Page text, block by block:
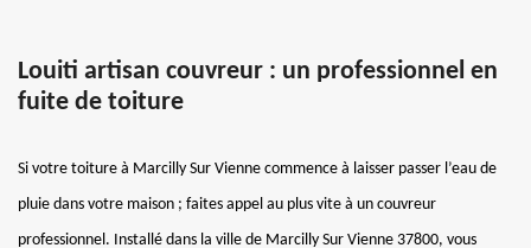
Louiti artisan couvreur : un professionnel en
fuite de toiture
Si votre toiture à Marcilly Sur Vienne commence à laisser passer l’eau de
pluie dans votre maison ; faites appel au plus vite à un couvreur
professionnel. Installé dans la ville de Marcilly Sur Vienne 37800, vous